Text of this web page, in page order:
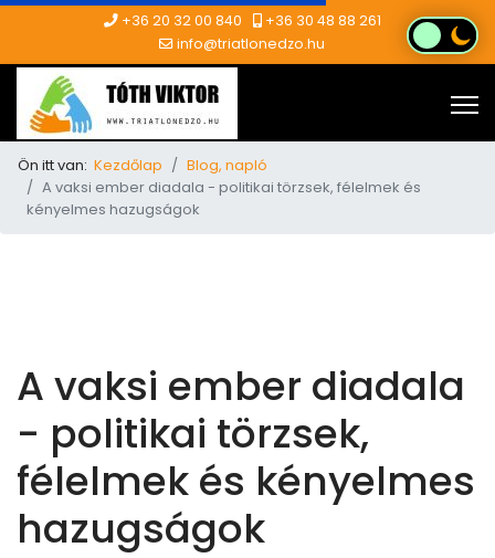
+36 20 32 00 840
+36 30 48 88 261
info@triatlonedzo.hu
Ön itt van: Kezdőlap
Blog, napló
A vaksi ember diadala - politikai törzsek, félelmek és
kényelmes hazugságok
A vaksi ember diadala
- politikai törzsek,
félelmek és kényelmes
hazugságok